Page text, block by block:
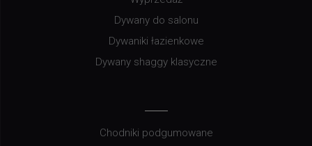
Dywany do salonu
Dywaniki łazienkowe
Dywany shaggy klasyczne
Chodniki podgumowane